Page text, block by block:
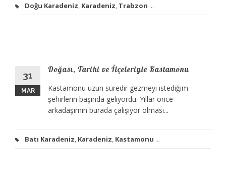
Doğu Karadeniz, Karadeniz, Trabzon ...
31
MAR
Doğası, Tarihi ve İlçeleriyle Kastamonu
Kastamonu uzun süredir gezmeyi istediğim
şehirlerin başında geliyordu. Yıllar önce
arkadaşımın burada çalışıyor olması...
Batı Karadeniz, Karadeniz, Kastamonu ...